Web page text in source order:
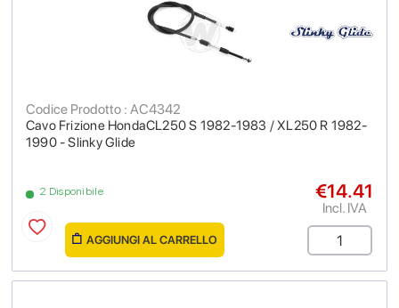
Cavo Frizione HondaCL250 S 1982-1983 / XL250 R 1982-
1990 - Slinky Glide
Codice Prodotto : AC4342
2 Disponibile €14.41
Incl. IVA
AGGIUNGI AL CARRELLO